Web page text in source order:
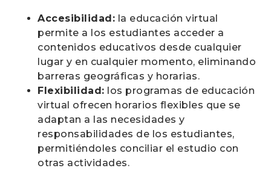
Accesibilidad: la educación virtual
permite a los estudiantes acceder a
contenidos educativos desde cualquier
lugar y en cualquier momento, eliminando
barreras geográficas y horarias.
Flexibilidad: los programas de educación
virtual ofrecen horarios flexibles que se
adaptan a las necesidades y
responsabilidades de los estudiantes,
permitiéndoles conciliar el estudio con
otras actividades.